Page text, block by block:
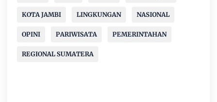
KOTA JAMBI LINGKUNGAN NASIONAL
OPINI PARIWISATA PEMERINTAHAN
REGIONAL SUMATERA